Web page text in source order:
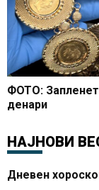
ФОТО: Запленет
денари
НАЈНОВИ
Дневен